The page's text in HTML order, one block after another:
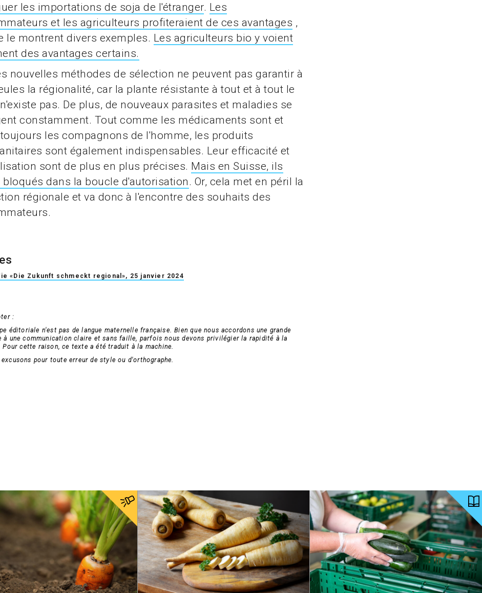
les importations de soja de l'étranger. Les
et les agriculteurs profiteraient de ces avantages ,
le montrent divers exemples. Les agriculteurs bio y voient
des avantages certains.
nouvelles méthodes de sélection ne peuvent pas garantir à
la régionalité, car la plante résistante à tout et à tout le
pas. De plus, de nouveaux parasites et maladies se
constamment. Tout comme les médicaments sont et
les compagnons de l'homme, les produits
sont également indispensables. Leur efficacité et
sont de plus en plus précises. Mais en Suisse, ils
bloqués dans la boucle d'autorisation . Or, cela met en péril la
régionale et va donc à l'encontre des souhaits des
«Die Zukunft schmeckt regional», 25 janvier 2024
:
éditoriale n'est pas de langue maternelle française. Bien que nous accordons une grande
à une communication claire et sans faille, parfois nous devons privilégier la rapidité à la
cette raison, ce texte a été traduit à la machine.
excusons pour toute erreur de style ou d'orthographe.